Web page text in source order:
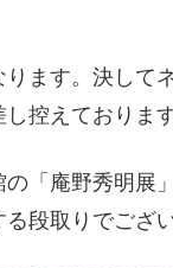
ます。決して
控えております
「庵野秀明展
段取りでござい